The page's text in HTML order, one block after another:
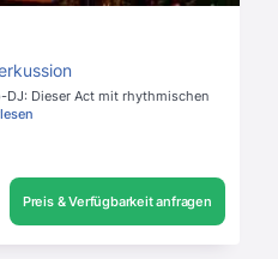
DJ: Dieser Act mit rhythmischen
Preis & Verfügbarkeit anfragen